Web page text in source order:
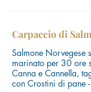
Carpaccio di
Salmone Norvegese
marinato per 30 ore
Canna e Cannella,
con Crostini di pane